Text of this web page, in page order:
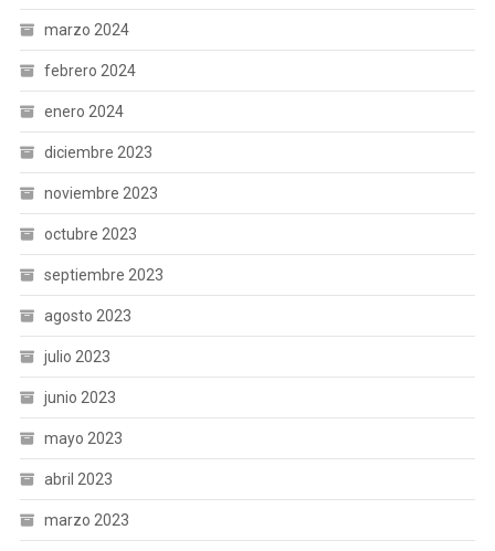
marzo 2024
febrero 2024
enero 2024
diciembre 2023
noviembre 2023
octubre 2023
septiembre 2023
agosto 2023
julio 2023
junio 2023
mayo 2023
abril 2023
marzo 2023